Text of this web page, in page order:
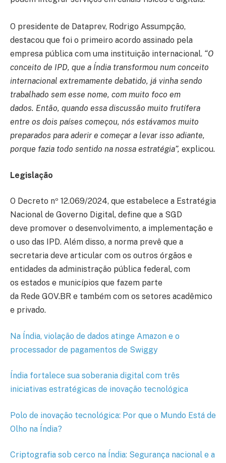
O presidente de Dataprev, Rodrigo Assumpção,
destacou que foi o primeiro acordo assinado pela
empresa pública com uma instituição internacional. “O
conceito de IPD, que a Índia transformou num conceito
internacional extremamente debatido, já vinha sendo
trabalhado sem esse nome, com muito foco em
dados. Então, quando essa discussão muito frutífera
entre os dois países começou, nós estávamos muito
preparados para aderir e começar a levar isso adiante,
porque fazia todo sentido na nossa estratégia”, explicou.
Legislação
O Decreto nº 12.069/2024, que estabelece a Estratégia
Nacional de Governo Digital, define que a SGD
deve promover o desenvolvimento, a implementação e
o uso das IPD. Além disso, a norma prevê que a
secretaria deve articular com os outros órgãos e
entidades da administração pública federal, com
os estados e municípios que fazem parte
da Rede GOV.BR e também com os setores acadêmico
e privado.
Na Índia, violação de dados atinge Amazon e o
processador de pagamentos de Swiggy
Índia fortalece sua soberania digital com três
iniciativas estratégicas de inovação tecnológica
Polo de inovação tecnológica: Por que o Mundo Está de
Olho na Índia?
Criptografia sob cerco na Índia: Segurança nacional e a